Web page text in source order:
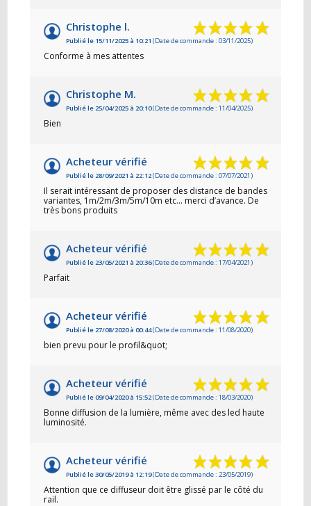
Christophe l.
Publié le 15/11/2025 à 10:21 (Date de commande : 03/11/2025)
Conforme à mes attentes
Christophe M.
Publié le 25/04/2025 à 20:10(Date de commande : 11/04/2025)
Bien
Acheteur vérifié
Publié le 28/09/2021 à 22:12(Date de commande : 07/07/2021)
Il serait intéressant de proposer des distance de bandes
variantes, 1m/2m/3m/5m/10m etc… merci d’avance. De
très bons produits
Acheteur vérifié
Publié le 23/05/2021 à 20:36(Date de commande : 17/04/2021)
Parfait
Acheteur vérifié
Publié le 27/08/2020 à 00:44(Date de commande : 11/08/2020)
bien prevu pour le profil&quot;
Acheteur vérifié
Publié le 09/04/2020 à 15:52(Date de commande : 18/03/2020)
Bonne diffusion de la lumière, même avec des led haute
luminosité.
Acheteur vérifié
Publié le 30/05/2019 à 12:19(Date de commande : 23/05/2019)
Attention que ce diffuseur doit être glissé par le côté du
rail.